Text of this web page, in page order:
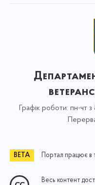
Графік роботи: пн-чт
Портал працює в
Весь контент